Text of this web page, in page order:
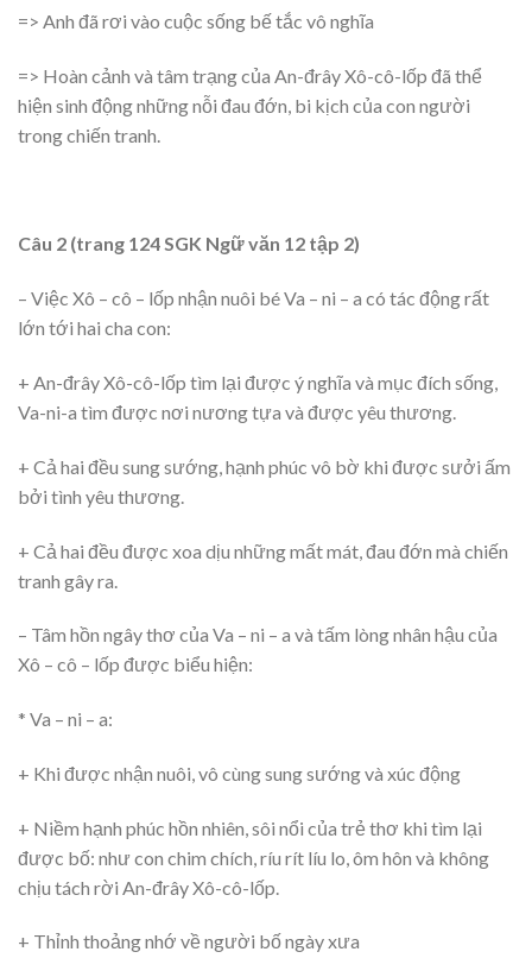
=> Anh đã rơi vào cuộc sống bế tắc vô nghĩa
=> Hoàn cảnh và tâm trạng của An-đrây Xô-cô-lốp đã thể
hiện sinh động những nỗi đau đớn, bi kịch của con người
trong chiến tranh.
Câu 2 (trang 124 SGK Ngữ văn 12 tập 2)
– Việc Xô – cô – lốp nhận nuôi bé Va – ni – a có tác động rất
lớn tới hai cha con:
+ An-đrây Xô-cô-lốp tìm lại được ý nghĩa và mục đích sống,
Va-ni-a tìm được nơi nương tựa và được yêu thương.
+ Cả hai đều sung sướng, hạnh phúc vô bờ khi được sưởi ấm
bởi tình yêu thương.
+ Cả hai đều được xoa dịu những mất mát, đau đớn mà chiến
tranh gây ra.
– Tâm hồn ngây thơ của Va – ni – a và tấm lòng nhân hậu của
Xô – cô – lốp được biểu hiện:
* Va – ni – a:
+ Khi được nhận nuôi, vô cùng sung sướng và xúc động
+ Niềm hạnh phúc hồn nhiên, sôi nổi của trẻ thơ khi tìm lại
được bố: như con chim chích, ríu rít líu lo, ôm hôn và không
chịu tách rời An-đrây Xô-cô-lốp.
+ Thỉnh thoảng nhớ về người bố ngày xưa